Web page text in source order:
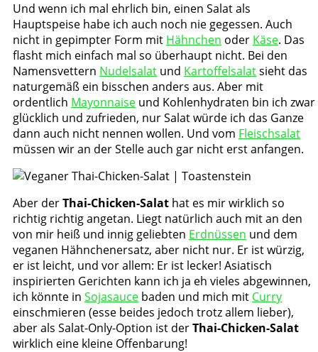
Und wenn ich mal ehrlich bin, einen Salat als
Hauptspeise habe ich auch noch nie gegessen. Auch
nicht in gepimpter Form mit Hähnchen oder Käse. Das
flasht mich einfach mal so überhaupt nicht. Bei den
Namensvettern Nudelsalat und Kartoffelsalatsieht das
naturgemäß ein bisschen anders aus. Aber mit
ordentlich Mayonnaise und Kohlenhydraten bin ich zwar
glücklich und zufrieden, nur Salat würde ich das Ganze
dann auch nicht nennen wollen. Und vom Fleischsalat
müssen wir an der Stelle auch gar nicht erst anfangen.
Aber derThai-Chicken-Salat hat es mir wirklich so
richtig richtig angetan. Liegt natürlich auch mit an den
von mir heiß und innig geliebten Erdnüssen und dem
veganen Hähnchenersatz, aber nicht nur. Er ist würzig,
er ist leicht, und vor allem: Er ist lecker! Asiatisch
inspirierten Gerichten kann ich ja eh vieles abgewinnen,
ich könnte in Sojasauce baden und mich mit Curry
einschmieren (esse beides jedoch trotz allem lieber),
aber als Salat-Only-Option ist derThai-Chicken-Salat
wirklich eine kleine Offenbarung!